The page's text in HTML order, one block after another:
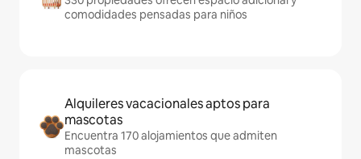
comodidades pensadas para niños
Alquileres vacacionales aptos para
mascotas
Encuentra 170 alojamientos que admiten
mascotas